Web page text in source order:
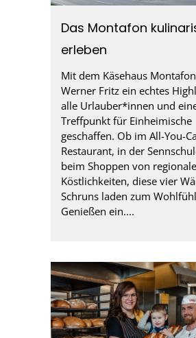
Das Montafon
erleben
Mit dem Käsehaus
Werner Fritz ein echtes
alle Urlauber*innen und
Treffpunkt für Einheimische
geschaffen. Ob im All-You-
Restaurant, in der
beim Shoppen von
Köstlichkeiten, diese vier
Schruns laden zum
Genießen ein....